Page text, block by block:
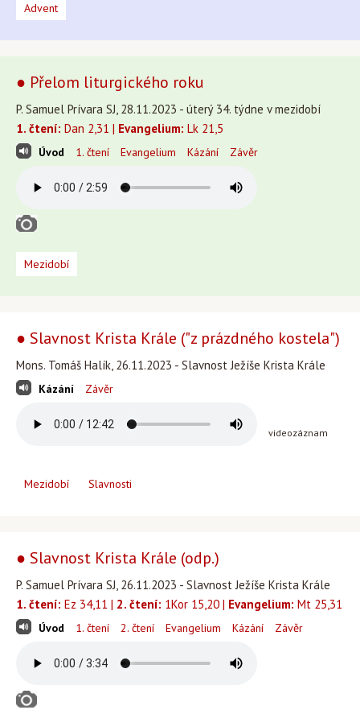
Advent
● Přelom liturgického roku
P. Samuel Prívara SJ, 28.11.2023 - úterý 34. týdne v mezidobí
1. čtení: Dan 2,31 | Evangelium: Lk 21,5
Úvod 1. čtení Evangelium Kázání Závěr
Mezidobí
● Slavnost Krista Krále ("z prázdného kostela")
Mons. Tomáš Halík, 26.11.2023 - Slavnost Ježíše Krista Krále
Kázání Závěr
videozáznam
Mezidobí Slavnosti
● Slavnost Krista Krále (odp.)
P. Samuel Prívara SJ, 26.11.2023 - Slavnost Ježíše Krista Krále
1. čtení: Ez 34,11 | 2. čtení: 1Kor 15,20 | Evangelium: Mt 25,31
Úvod 1. čtení 2. čtení Evangelium Kázání Závěr